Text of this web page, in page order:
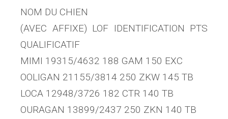
NOM DU CHIEN
(AVEC AFFIXE) LOF IDENTIFICATION PTS
QUALIFICATIF
MIMI 19315/4632 188 GAM 150 EXC
OOLIGAN 21155/3814 250 ZKW 145 TB
LOCA 12948/3726 182 CTR 140 TB
OURAGAN 13899/2437 250 ZKN 140 TB